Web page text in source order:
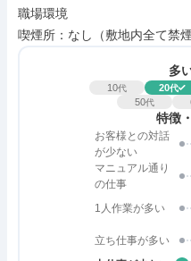
職場環境
喫煙所：なし（敷地内全て禁煙
多
10代 20代
50代
特徴
お客様との対話
が少ない
マニュアル通り
の仕事
1人作業が多い
立ち仕事が多い